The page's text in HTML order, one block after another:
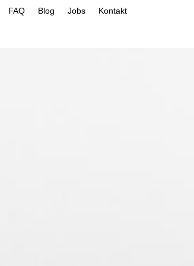
FAQ Blog Jobs Kontakt